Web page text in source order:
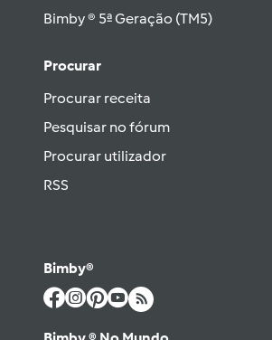
Bimby ® 5ª Geração (TM5)
Procurar
Procurar receita
Pesquisar no fórum
Procurar utilizador
RSS
Bimby®